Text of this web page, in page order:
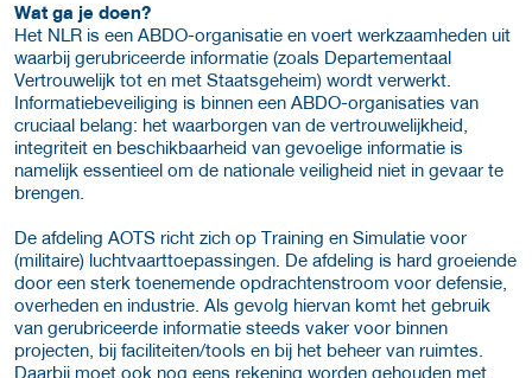
Wat ga je doen?
Het NLR is een ABDO-organisatie en voert werkzaamheden uit
waarbij gerubriceerde informatie (zoals Departementaal
Vertrouwelijk tot en met Staatsgeheim) wordt verwerkt.
Informatiebeveiliging is binnen een ABDO-organisaties van
cruciaal belang: het waarborgen van de vertrouwelijkheid,
integriteit en beschikbaarheid van gevoelige informatie is
namelijk essentieel om de nationale veiligheid niet in gevaar te
brengen.
De afdeling AOTS richt zich op Training en Simulatie voor
(militaire) luchtvaarttoepassingen. De afdeling is hard groeiende
door een sterk toenemende opdrachtenstroom voor defensie,
overheden en industrie. Als gevolg hiervan komt het gebruik
van gerubriceerde informatie steeds vaker voor binnen
projecten, bij faciliteiten/tools en bij het beheer van ruimtes.
Daarbij moet ook nog eens rekening worden gehouden met